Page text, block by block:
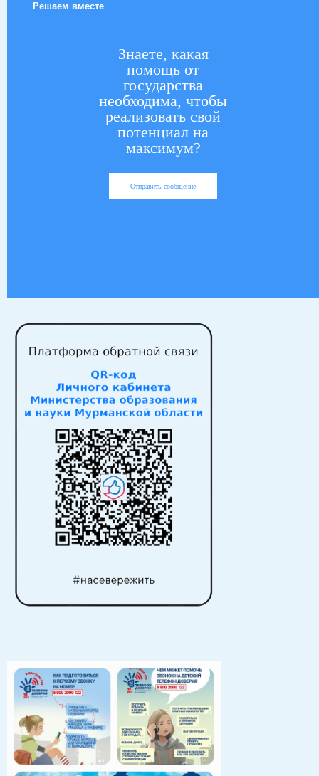
Решаем вместе
Знаете, какая
помощь от
государства
необходима, чтобы
реализовать свой
потенциал на
максимум?
Отправить сообщение